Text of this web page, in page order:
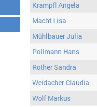
Krampfl Angela
Macht Lisa
Mühlbauer Julia
Pollmann Hans
Rother Sandra
Weidacher Claudia
Wolf Markus